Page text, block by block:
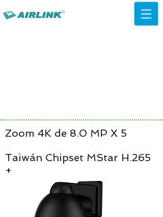
Zoom 4K de 8.0 MP X 5
Taiwán Chipset MStar H.265
+